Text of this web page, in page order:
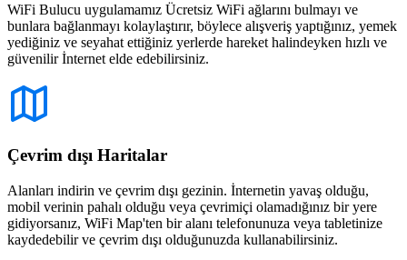
WiFi Bulucu uygulamamız Ücretsiz WiFi ağlarını bulmayı ve
bunlara bağlanmayı kolaylaştırır, böylece alışveriş yaptığınız, yemek
yediğiniz ve seyahat ettiğiniz yerlerde hareket halindeyken hızlı ve
güvenilir İnternet elde edebilirsiniz.
Çevrim dışı Haritalar
Alanları indirin ve çevrim dışı gezinin. İnternetin yavaş olduğu,
mobil verinin pahalı olduğu veya çevrimiçi olamadığınız bir yere
gidiyorsanız, WiFi Map'ten bir alanı telefonunuza veya tabletinize
kaydedebilir ve çevrim dışı olduğunuzda kullanabilirsiniz.